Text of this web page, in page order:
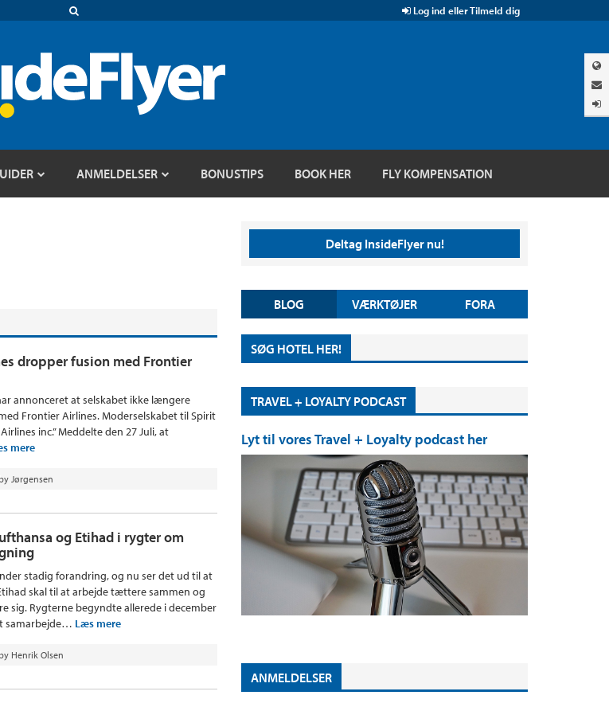
Log ind eller Tilmeld dig
ANMELDELSER BONUSTIPS BOOK HER FLY KOMPENSATION
dropper fusion med Frontier
annonceret at selskabet ikke længere
Frontier Airlines. Moderselskabet til Spirit
inc.” Meddelte den 27 Juli, at
mere
Jørgensen
og Etihad i rygter om
stadig forandring, og nu ser det ud til at
skal til at arbejde tættere sammen og
sig. Rygterne begyndte allerede i december
samarbejde… Læs mere
Henrik Olsen
Deltag InsideFlyer nu!
BLOG VÆRKTØJER FORA
SØG HOTEL HER!
TRAVEL + LOYALTY PODCAST
Lyt til vores Travel + Loyalty podcast her
ANMELDELSER